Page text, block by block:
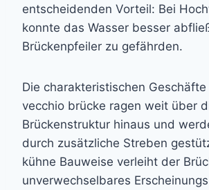
entscheidenden Vorteil: Bei
konnte das Wasser besser
Brückenpfeiler zu gefährden.
Die charakteristischen
vecchio brücke ragen weit über
Brückenstruktur hinaus und
durch zusätzliche Streben
kühne Bauweise verleiht der
unverwechselbares